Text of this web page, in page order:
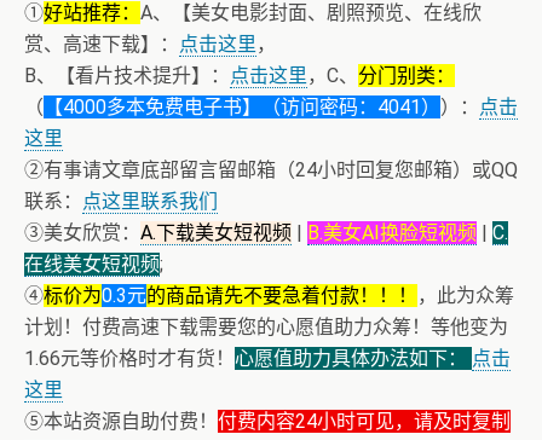
①好站推荐： A、【美女电影封面、剧照预览、在线欣
赏、高速下载】：
点击这里，
B、【看片技术提升】：
点击这里，C、 分门别类：
（ 【4000多本免费电子书】（访问密码：4041） ）：
点击
这里
②有事请文章底部留言留邮箱（24小时回复您邮箱）或QQ
联系：
点这里联系我们
③美女欣赏： A.下载美女短视频 | B.美女AI换脸短视频 | C.
在线美女短视频;
④标价为0.3元的商品请先不要急着付款！！！
，此为众筹
计划！付费高速下载需要您的心愿值助力众筹！等他变为
1.66元等价格时才有货！ 心愿值助力具体办法如下：
点击
这里
⑤本站资源自助付费！ 付费内容24小时可见，请及时复制